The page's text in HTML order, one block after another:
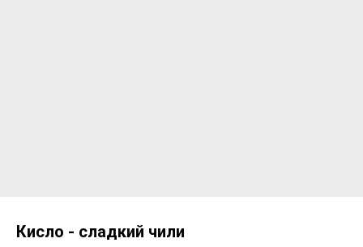
Кисло - сладкий чили